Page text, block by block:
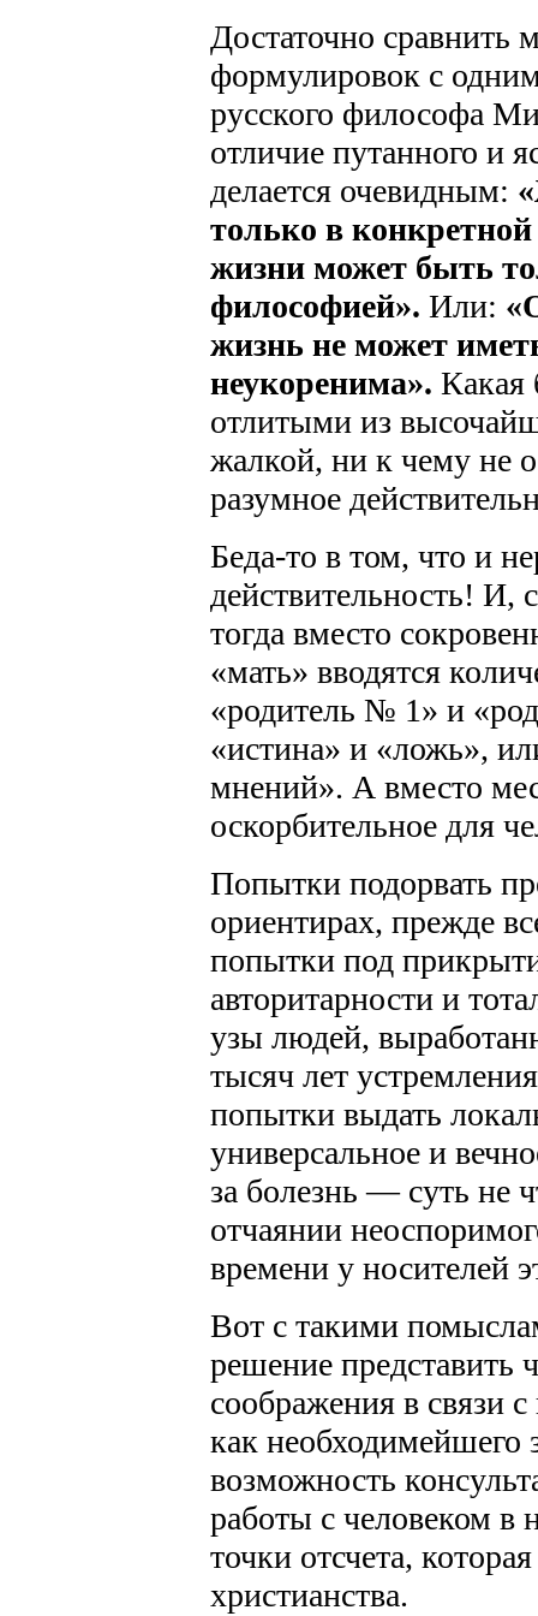
Достаточно сравнить
формулировок с
русского философа
отличие путанного и
делается очевидным:
только в
жизни может быть
философией». Или:
жизнь не может
неукоренима». Какая
отлитыми из
жалкой, ни к чему не
разумное
Беда-то в том, что и
действительность! И,
тогда вместо
«мать» вводятся
«родитель № 1» и
«истина» и «ложь»,
мнений». А вместо
оскорбительное для
Попытки подорвать
ориентирах, прежде
попытки под
авторитарности и
узы людей,
тысяч лет
попытки выдать
универсальное и
за болезнь — суть не
отчаянии
времени у носителей
Вот с такими
решение представить
соображения в связи
как необходимейшего
возможность
работы с человеком в
точки отсчета,
христианства.